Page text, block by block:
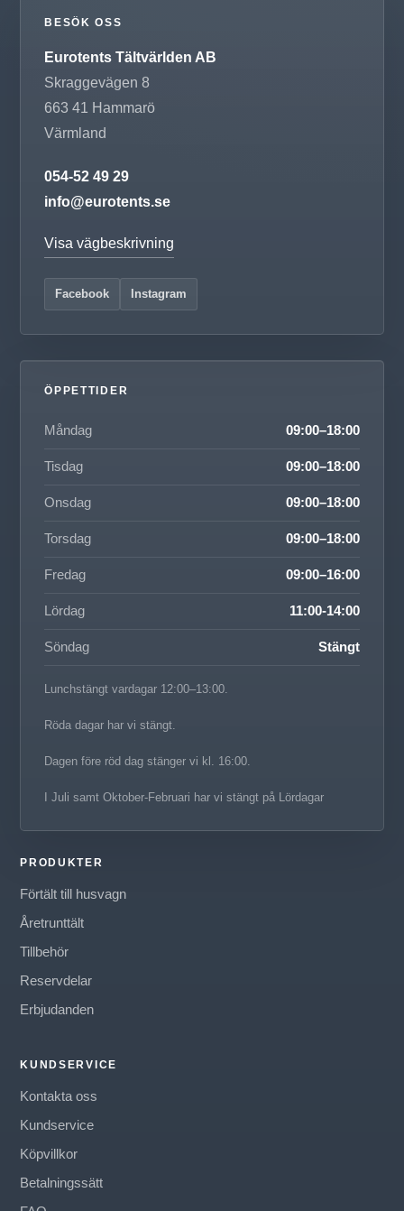
PRODUKTER
Förtält till husvagn
Åretrunttält
Tillbehör
Reservdelar
Erbjudanden
KUNDSERVICE
Kontakta oss
Kundservice
Köpvillkor
Betalningssätt
BESÖK OSS
Eurotents Tältvärlden AB
Skraggevägen 8
663 41 Hammarö
Värmland
054-52 49 29
info@eurotents.se
Visa vägbeskrivning
Facebook Instagram
ÖPPETTIDER
Måndag 09:00–18:00
Tisdag 09:00–18:00
Onsdag 09:00–18:00
Torsdag 09:00–18:00
Fredag 09:00–16:00
Lördag 11:00-14:00
Söndag Stängt
Lunchstängt vardagar 12:00–13:00.
Röda dagar har vi stängt.
Dagen före röd dag stänger vi kl. 16:00.
I Juli samt Oktober-Februari har vi stängt på Lördagar